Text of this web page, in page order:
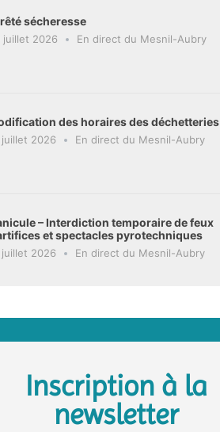
sécheresse
juillet 2026 En direct du Mesnil-Aubry
des horaires des déchetteries
juillet 2026 En direct du Mesnil-Aubry
– Interdiction temporaire de feux
et spectacles pyrotechniques
juillet 2026 En direct du Mesnil-Aubry
Inscription à la
newsletter